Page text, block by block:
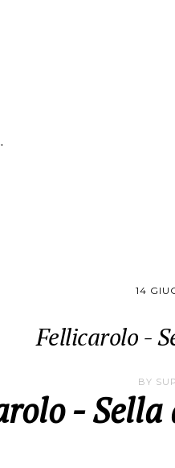
14
Fellicarolo -
BY
- Sella